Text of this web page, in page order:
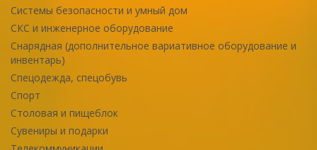
Системы безопасности и умный дом
СКС и инженерное оборудование
Снарядная (дополнительное вариативное оборудование и
инвентарь)
Спецодежда, спецобувь
Спорт
Столовая и пищеблок
Сувениры и подарки